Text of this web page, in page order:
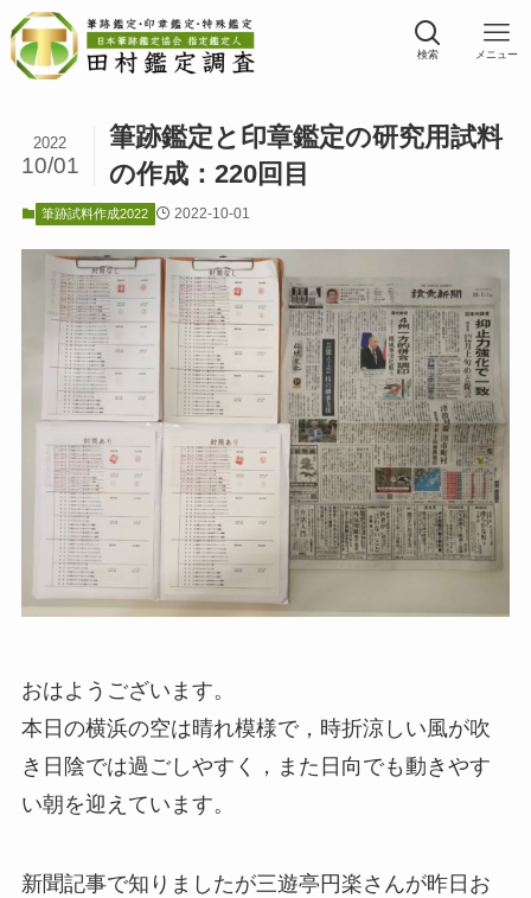
検索 メニュー
筆跡鑑定と印章鑑定の研究用試料
の作成：220回目
2022
10/01
筆跡試料作成2022 2022-10-01
おはようございます。
本日の横浜の空は晴れ模様で，時折涼しい風が吹
き日陰では過ごしやすく，また日向でも動きやす
い朝を迎えています。
新聞記事で知りましたが三遊亭円楽さんが昨日お